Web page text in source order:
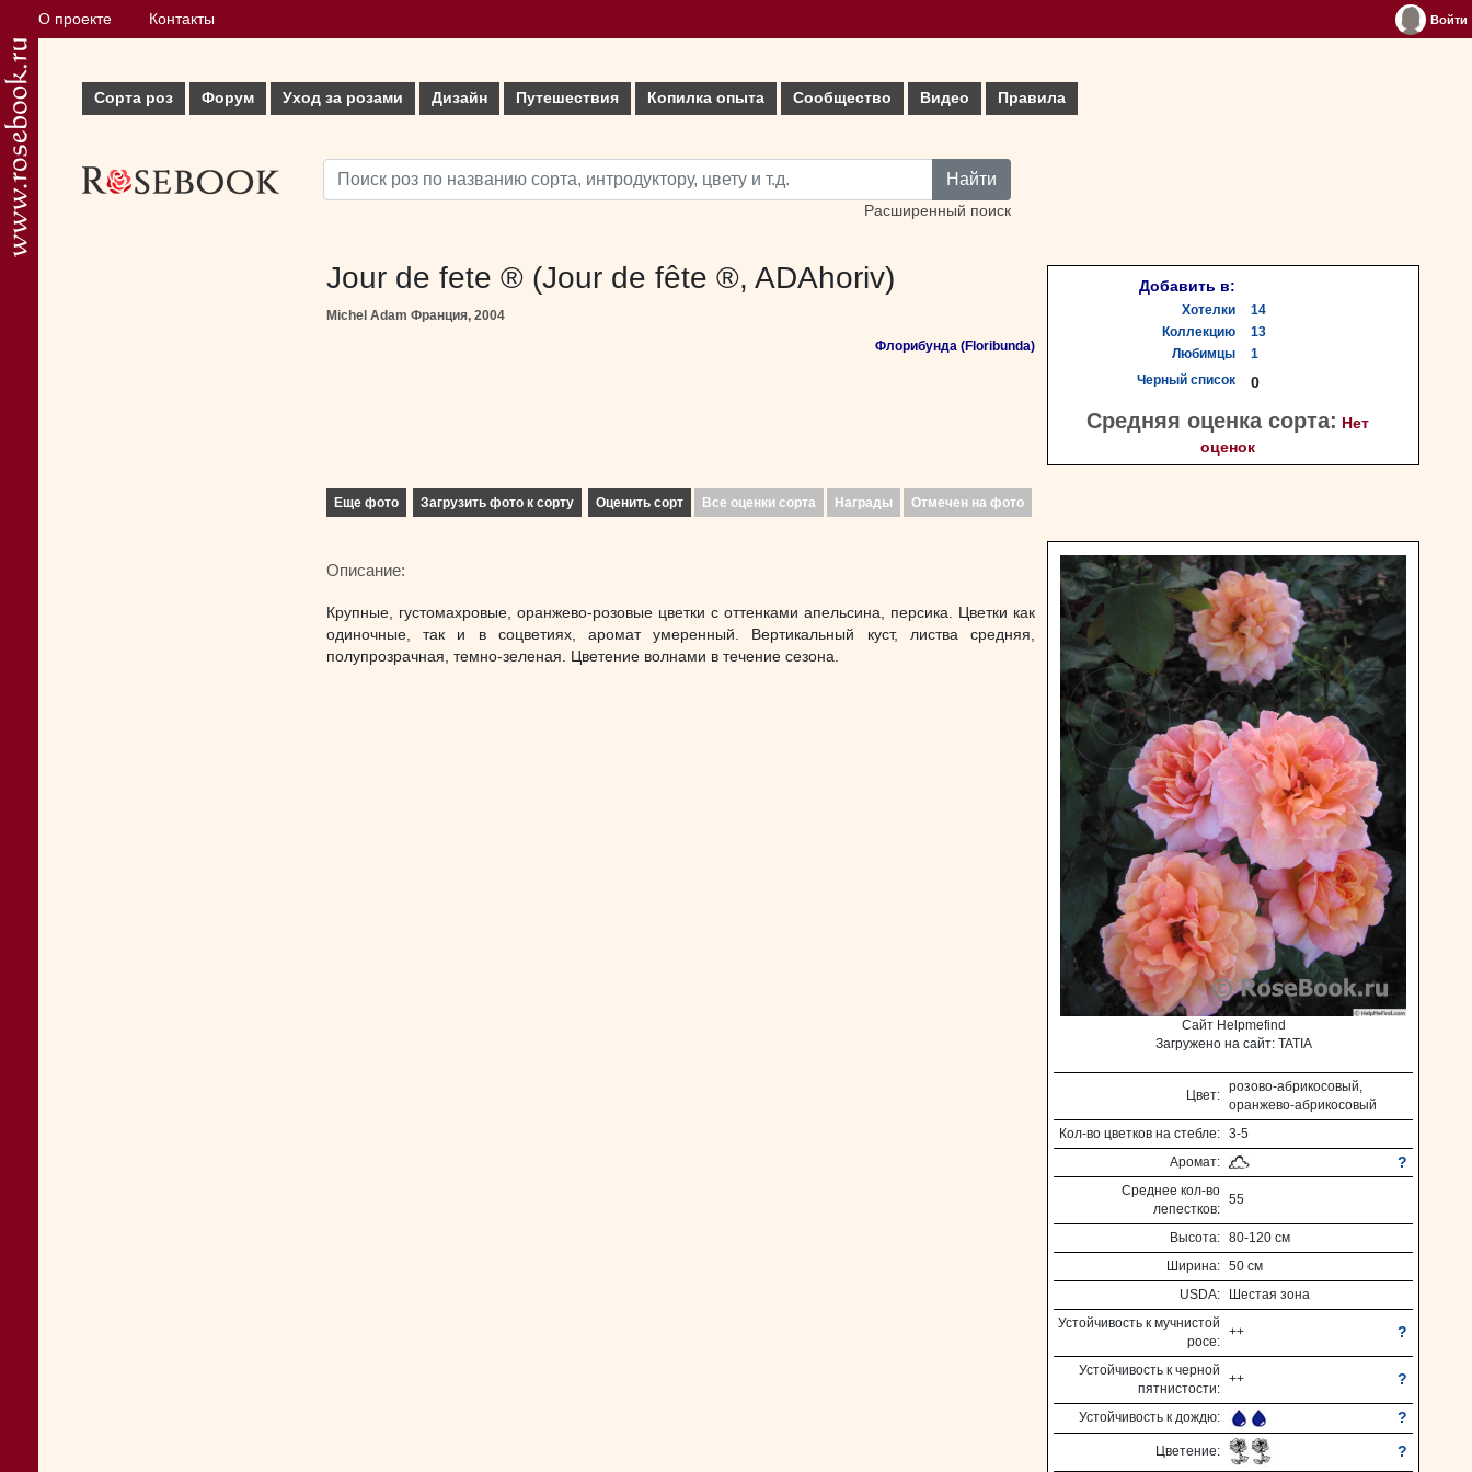
О проекте Контакты Войти
Сорта роз Форум Уход за розами Дизайн Путешествия Копилка опыта Сообщество Видео Правила
Найти
Расширенный поиск
Jour de fete ® (Jour de fête ®, ADAhoriv)
Michel Adam Франция, 2004
Флорибунда (Floribunda)
Добавить в:
Хотелки
14
Коллекцию
13
Любимцы
1
Черный список
0
Средняя оценка сорта: Нет
оценок
Еще фото Загрузить фото к сорту Оценить сорт Все оценки сорта Награды Отмечен на фото
Описание:
Крупные, густомахровые, оранжево-розовые цветки с оттенками апельсина, персика. Цветки как
одиночные, так и в соцветиях, аромат умеренный. Вертикальный куст, листва средняя,
полупрозрачная, темно-зеленая. Цветение волнами в течение сезона.
Сайт Helpmefind
Загружено на сайт: TATIA
Цвет:
розово-абрикосовый,
оранжево-абрикосовый
Кол-во цветков на стебле: 3-5
Аромат: ?
Среднее кол-во
лепестков:
55
Высота: 80-120 см
Ширина: 50 см
USDA: Шестая зона
Устойчивость к мучнистой
росе:
++ ?
Устойчивость к черной
пятнистости:
++ ?
Устойчивость к дождю: ?
Цветение: ?